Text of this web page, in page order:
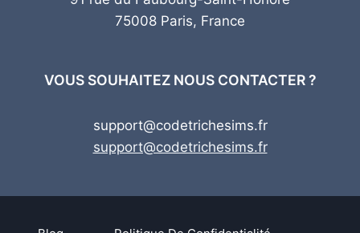
75008 Paris, France
VOUS SOUHAITEZ NOUS CONTACTER ?
support@codetrichesims.fr
support@codetrichesims.fr